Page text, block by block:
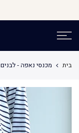
בית מכנסי נאפה - לבנים